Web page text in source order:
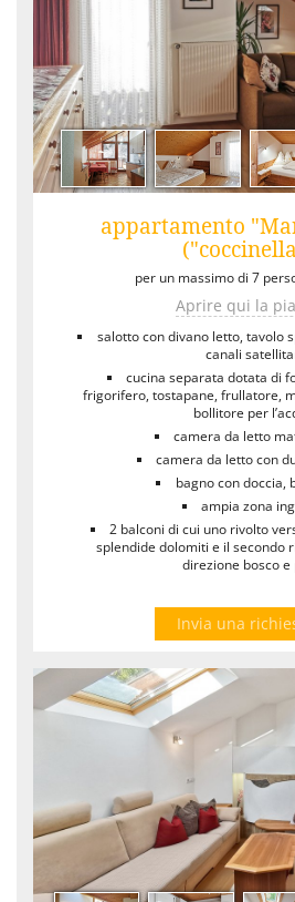
appartamento
per un massimo di 7
Aprire qui la
salotto con divano letto, tavolo
canali
cucina separata dotata di
frigorifero, tostapane, frullatore,
bollitore per
camera da letto
camera da letto con
bagno con doccia,
ampia zona
2 balconi di cui uno rivolto
splendide dolomiti e il secondo
direzione bosco e
Invia una